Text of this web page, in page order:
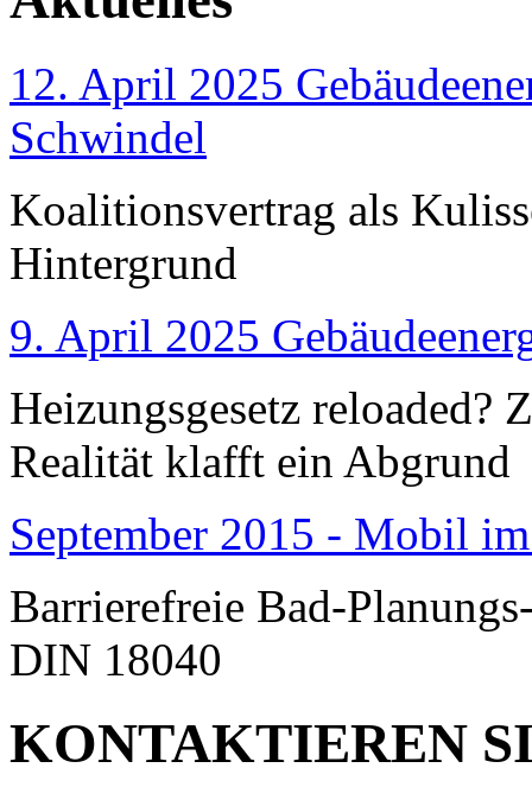
12. April 2025
Schwindel
Koalitionsvertrag als
Hintergrund
9. April 2025
Heizungsgesetz reloaded?
Realität klafft ein Abgrund
September 2015 - Mobil
Barrierefreie Bad-
DIN 18040
KONTAKTIEREN